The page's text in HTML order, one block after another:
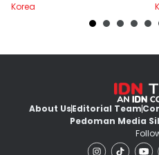
Korea
About UsEditorial Team
Pedoman Media